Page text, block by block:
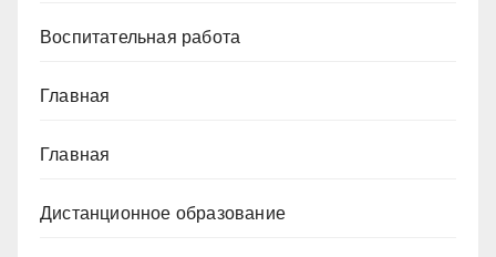
Воспитательная работа
Главная
Главная
Дистанционное образование